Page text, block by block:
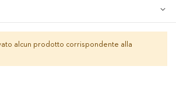
alcun prodotto corrispondente alla